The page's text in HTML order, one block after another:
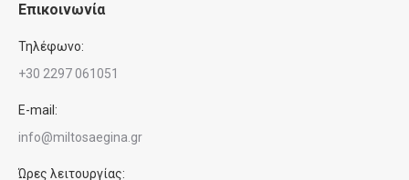
Επικοινωνία
Τηλέφωνο:
+30 2297 061051
E-mail:
info@miltosaegina.gr
Ώρες λειτουργίας: